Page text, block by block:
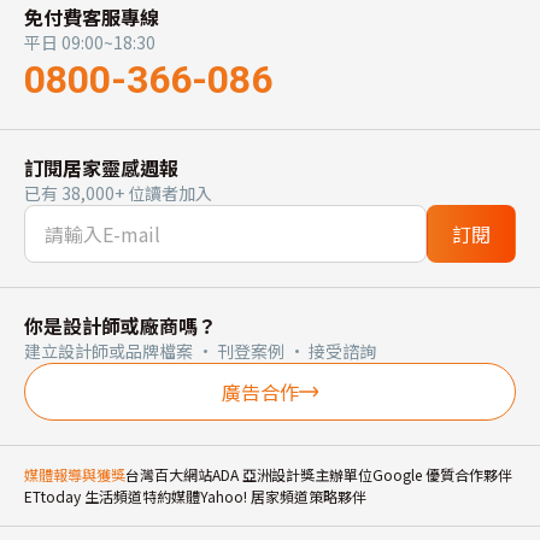
免付費客服專線
平日 09:00~18:30
0800-366-086
訂閱居家靈感週報
已有 38,000+ 位讀者加入
訂閱
你是設計師或廠商嗎？
建立設計師或品牌檔案 · 刊登案例 · 接受諮詢
廣告合作
媒體報導與獲獎台灣百大網站ADA 亞洲設計獎主辦單位Google 優質合作夥伴
ETtoday 生活頻道特約媒體Yahoo! 居家頻道策略夥伴